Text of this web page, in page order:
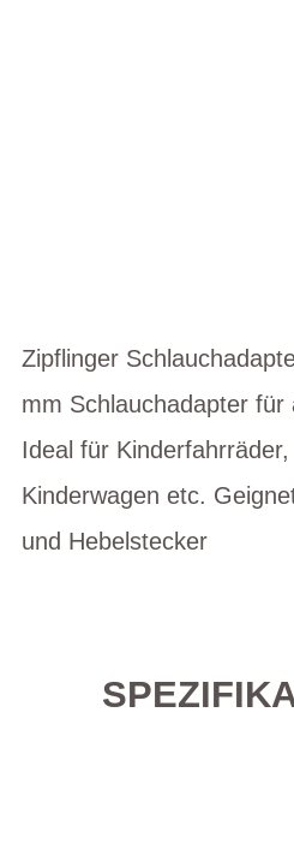
Zipflinger
mm Schlauchadapter für
Ideal für
Kinderwagen etc.
und Hebelstecker